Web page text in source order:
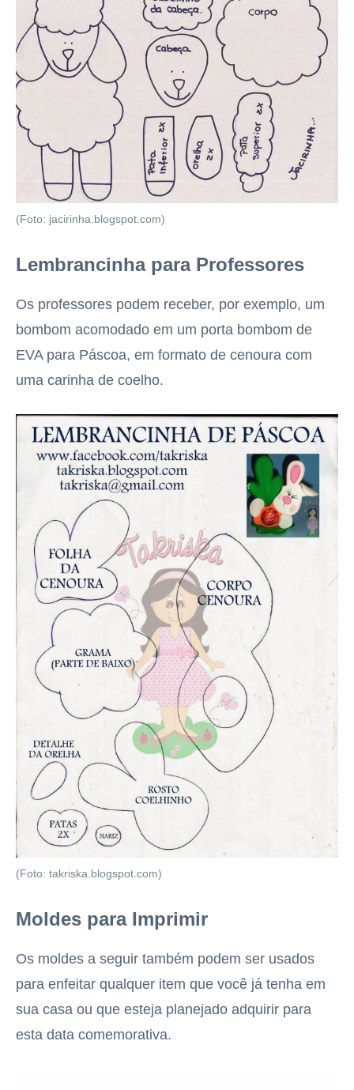
(Foto: jacirinha.blogspot.com)
Lembrancinha para Professores
Os professores podem receber, por exemplo, um
bombom acomodado em um porta bombom de
EVA para Páscoa, em formato de cenoura com
uma carinha de coelho.
(Foto: takriska.blogspot.com)
Moldes para Imprimir
Os moldes a seguir também podem ser usados
para enfeitar qualquer item que você já tenha em
sua casa ou que esteja planejado adquirir para
esta data comemorativa.